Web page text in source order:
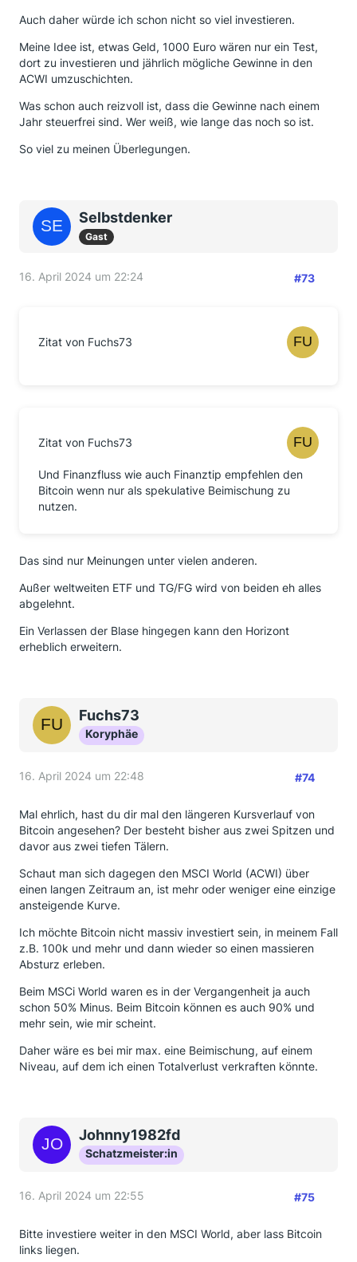
Auch daher würde ich schon nicht so viel investieren.
Meine Idee ist, etwas Geld, 1000 Euro wären nur ein Test,
dort zu investieren und jährlich mögliche Gewinne in den
ACWI umzuschichten.
Was schon auch reizvoll ist, dass die Gewinne nach einem
Jahr steuerfrei sind. Wer weiß, wie lange das noch so ist.
So viel zu meinen Überlegungen.
Selbstdenker
Gast
16. April 2024 um 22:24 #73
Zitat von Fuchs73
Zitat von Fuchs73
Und Finanzfluss wie auch Finanztip empfehlen den
Bitcoin wenn nur als spekulative Beimischung zu
nutzen.
Das sind nur Meinungen unter vielen anderen.
Außer weltweiten ETF und TG/FG wird von beiden eh alles
abgelehnt.
Ein Verlassen der Blase hingegen kann den Horizont
erheblich erweitern.
Fuchs73
Koryphäe
16. April 2024 um 22:48 #74
Mal ehrlich, hast du dir mal den längeren Kursverlauf von
Bitcoin angesehen? Der besteht bisher aus zwei Spitzen und
davor aus zwei tiefen Tälern.
Schaut man sich dagegen den MSCI World (ACWI) über
einen langen Zeitraum an, ist mehr oder weniger eine einzige
ansteigende Kurve.
Ich möchte Bitcoin nicht massiv investiert sein, in meinem Fall
z.B. 100k und mehr und dann wieder so einen massieren
Absturz erleben.
Beim MSCi World waren es in der Vergangenheit ja auch
schon 50% Minus. Beim Bitcoin können es auch 90% und
mehr sein, wie mir scheint.
Daher wäre es bei mir max. eine Beimischung, auf einem
Niveau, auf dem ich einen Totalverlust verkraften könnte.
Johnny1982fd
Schatzmeister:in
16. April 2024 um 22:55 #75
Bitte investiere weiter in den MSCI World, aber lass Bitcoin
links liegen.